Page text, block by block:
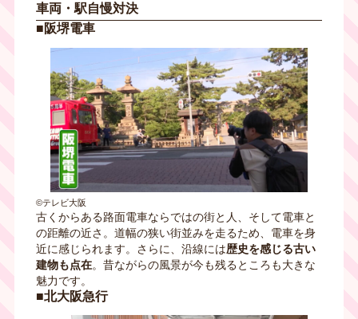
車両・駅自慢対決
■阪堺電車
©テレビ大阪
古くからある路面電車ならではの街と人、そして電車と
の距離の近さ。道幅の狭い街並みを走るため、電車を身
近に感じられます。さらに、沿線には歴史を感じる古い
建物も点在。昔ながらの風景が今も残るところも大きな
魅力です。
■北大阪急行